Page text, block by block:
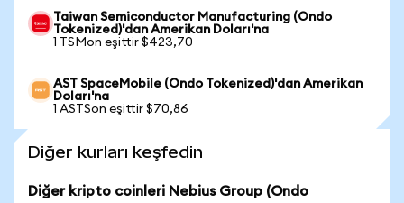
Taiwan Semiconductor Manufacturing (Ondo
Tokenized)'dan Amerikan Doları'na
1 TSMon eşittir $423,70
AST SpaceMobile (Ondo Tokenized)'dan Amerikan
Doları'na
1 ASTSon eşittir $70,86
Diğer kurları keşfedin
Diğer kripto coinleri Nebius Group (Ondo